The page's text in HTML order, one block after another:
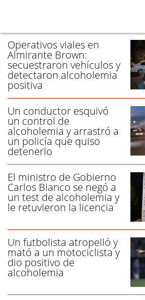
Operativos viales en
Almirante Brown:
secuestraron vehículos y
detectaron alcoholemia
positiva
Un conductor esquivó
un control de
alcoholemia y arrastró a
un policía que quiso
detenerlo
El ministro de Gobierno
Carlos Bianco se negó a
un test de alcoholemia y
le retuvieron la licencia
Un futbolista atropelló y
mató a un motociclista y
dio positivo de
alcoholemia